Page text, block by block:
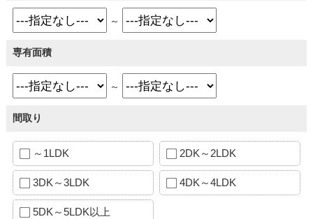
～
専有面積
～
間取り
～1LDK 2DK～2LDK
3DK～3LDK 4DK～4LDK
5DK～5LDK以上